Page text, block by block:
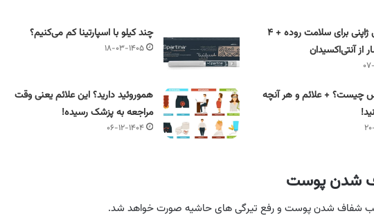
رژیم غذایی ژاپنی برای سلامت روده + ۴
از آنتی‌اکسیدان
چند کیلو با اسپارتینا کم می‌کنیم؟
۱۸-۰۳-۱۴۰۵
چیست؟ + علائم و هر آنچه
هموروئید دارید؟ این علائم یعنی وقت
مراجعه به پزشک رسیده!
۰۶-۱۲-۱۴۰۴
شدن پوست
شفاف شدن پوست و رفع تیرگی های حاشیه صورت خواهد شد.